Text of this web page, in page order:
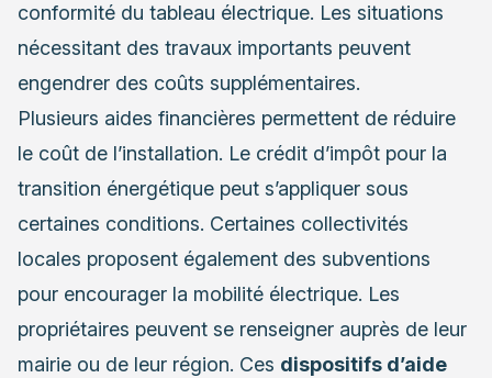
conformité du tableau électrique. Les situations
nécessitant des travaux importants peuvent
engendrer des coûts supplémentaires.
Plusieurs aides financières permettent de réduire
le coût de l’installation. Le crédit d’impôt pour la
transition énergétique peut s’appliquer sous
certaines conditions. Certaines collectivités
locales proposent également des subventions
pour encourager la mobilité électrique. Les
propriétaires peuvent se renseigner auprès de leur
mairie ou de leur région. Ces dispositifs d’aide